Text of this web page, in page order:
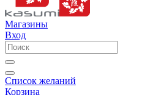
Магазины
Вход
Список желаний
Корзина